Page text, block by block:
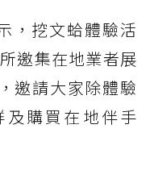
，挖文蛤體驗活
邀集在地業者展
邀請大家除體驗
購買在地伴手